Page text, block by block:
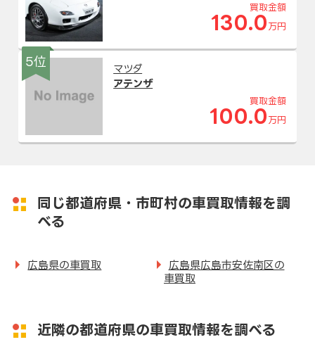
買取金額
130.0 万円
5位
マツダ
アテンザ
買取金額
100.0 万円
同じ都道府県・市町村の車買取情報を調
べる
広島県の車買取
広島県広島市安佐南区の
車買取
近隣の都道府県の車買取情報を調べる